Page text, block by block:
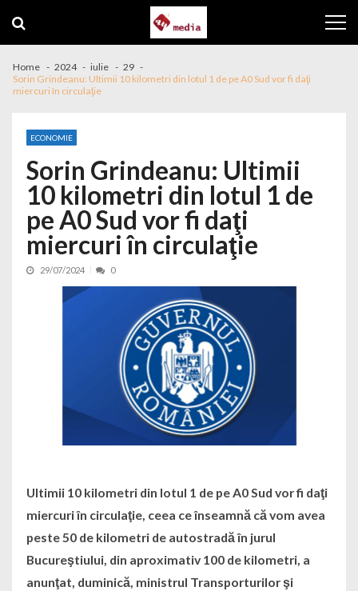
Home 2024 iulie
29
Sorin Grindeanu: Ultimii 10 kilometri din lotul 1 de pe A0 Sud vor fi daţi
miercuri în circulaţie
ECONOMIE
Sorin Grindeanu: Ultimii
10 kilometri din lotul 1 de
pe A0 Sud vor fi daţi
miercuri în circulaţie
29/07/2024 0
Ultimii 10 kilometri din lotul 1 de pe A0 Sud vor fi daţi
miercuri în circulaţie, ceea ce înseamnă că vom avea
peste 50 de kilometri de autostradă în jurul
Bucureştiului, din aproximativ 100 de kilometri, a
anunţat, duminică, ministrul Transporturilor şi